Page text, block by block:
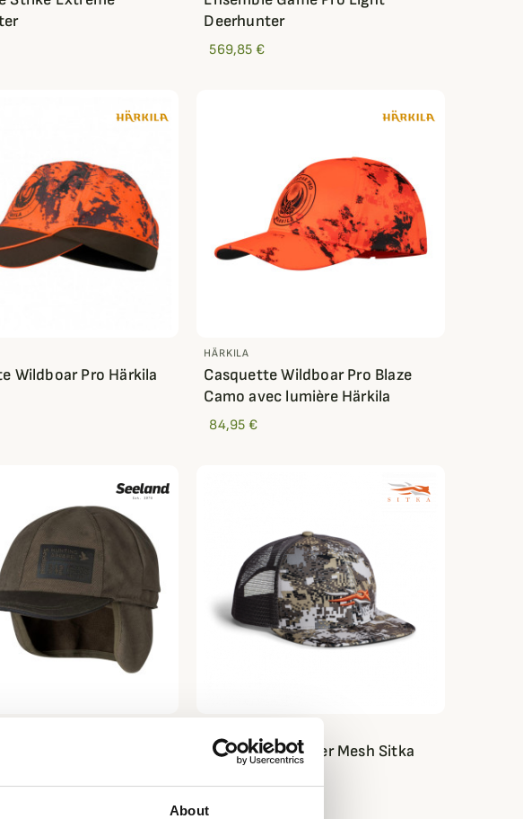
About
Deerhunter
569,85 €
Wildboar Pro Härkila
HÄRKILA
Casquette Wildboar Pro Blaze
Camo avec lumière Härkila
84,95 €
Casquette Trucker Mesh Sitka